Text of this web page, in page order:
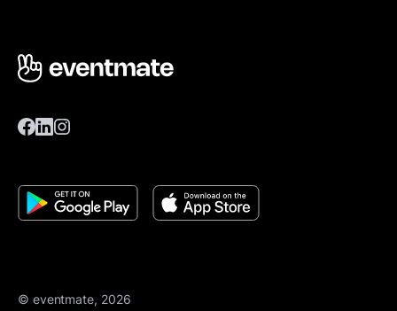
© eventmate, 2026